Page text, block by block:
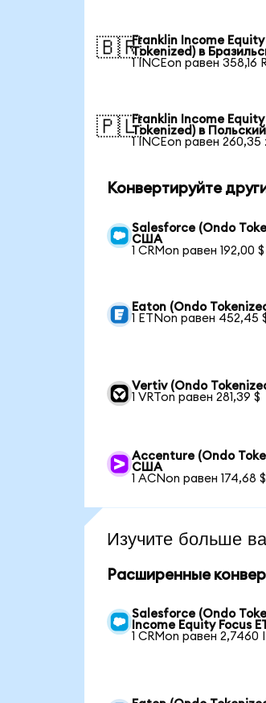
🇧🇷Franklin Income Equity
Tokenized) в
1 INCEon равен 358,16
🇵🇱Franklin Income
Tokenized) в
1 INCEon равен 260,35
Конвертируйте
Salesforce (Ondo
США
1 CRMon равен 192,00 $
Eaton (Ondo
1 ETNon равен 452,45
Vertiv (Ondo
1 VRTon равен 281,39 $
Accenture (Ondo
США
1 ACNon равен 174,68 $
Изучите больше
Расширенные
Salesforce (Ondo
Income Equity Focus
1 CRMon равен 2,7460